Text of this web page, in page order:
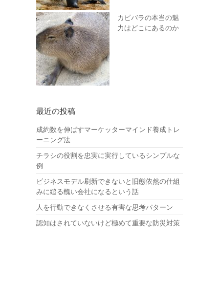
カピバラの本当の魅
力はどこにあるのか
最近の投稿
成約数を伸ばすマーケッターマインド養成トレ
ーニング法
チラシの役割を忠実に実行しているシンプルな
例
ビジネスモデル刷新できないと旧態依然の仕組
みに縋る醜い会社になるという話
人を行動できなくさせる有害な思考パターン
認知はされていないけど極めて重要な防災対策